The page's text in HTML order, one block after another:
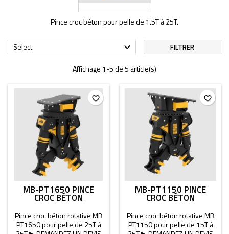
Pince croc béton pour pelle de 1.5T à 25T.
Select  FILTRER
Affichage 1-5 de 5 article(s)
MB-PT1650 PINCE
CROC BÉTON
Pince croc béton rotative MB
PT1650 pour pelle de 25T à
favorite_border
MB-PT1150 PINCE
CROC BÉTON
Pince croc béton rotative MB
PT1150 pour pelle de 15T à
favorite_border